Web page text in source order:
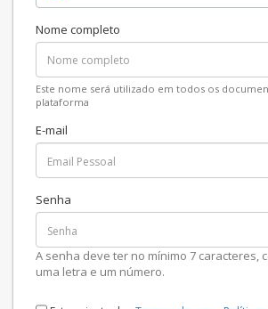
Nome completo
Este nome será utilizado em todos os
plataforma
E-mail
Senha
A senha deve ter no mínimo 7 caracteres,
uma letra e um número.